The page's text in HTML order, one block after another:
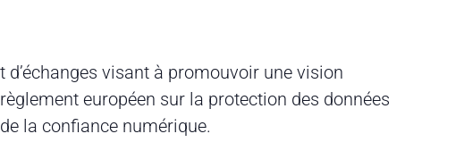
visant à promouvoir une vision
européen sur la protection des données
la confiance numérique.